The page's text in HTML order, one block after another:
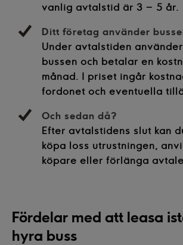
vanlig avtalstid är 3 – 5 år.
Ditt företag använder
Under avtalstiden
bussen och betalar en
månad. I priset ingår
fordonet och eventuella
Och sedan då?
Efter avtalstidens slut kan
köpa loss utrustningen,
köpare eller förlänga
Fördelar med att leasa
hyra buss